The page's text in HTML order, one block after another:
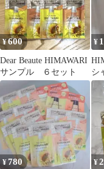
¥600
Dear Beaute HIMAWARI
サンプル ６セット
¥
シ
ョ
¥780 ¥